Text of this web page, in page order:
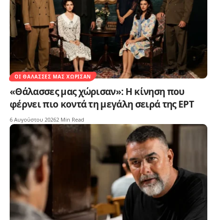
ΟΙ ΘΆΛΑΣΣΕΣ ΜΑΣ ΧΏΡΙΣΑΝ
«Θάλασσες μας χώρισαν»: Η κίνηση που
φέρνει πιο κοντά τη μεγάλη σειρά της ΕΡΤ
6 Αυγούστου 20262 Min Read